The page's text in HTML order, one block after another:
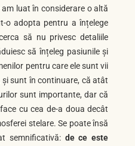
luat în considerare o altă
o adopta pentru a înțelege
să nu privesc detaliile
să înțeleg pasiunile și
pentru care ele sunt vii
sunt în continuare, că atât
sunt importante, dar că
cu cea de-a doua decât
stelare. Se poate însă
semnificativă: de ce este